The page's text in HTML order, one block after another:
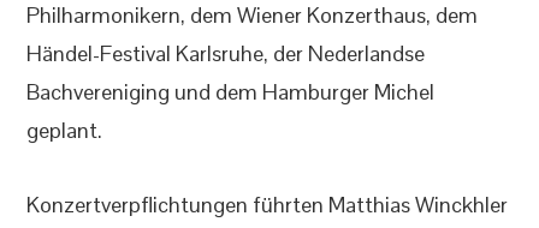
Philharmonikern, dem Wiener Konzerthaus, dem
Händel-Festival Karlsruhe, der Nederlandse
Bachvereniging und dem Hamburger Michel
geplant.
Konzertverpflichtungen führten Matthias Winckhler